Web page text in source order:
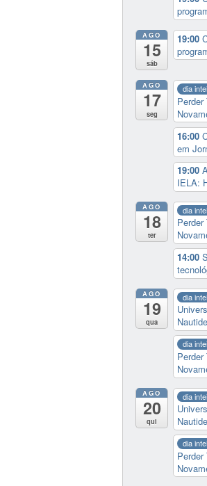
AGO
15
sáb
19:00
AGO
17
seg
dia
Perder
16:00
em
19:00
IELA:
AGO
18
ter
dia
Perder
14:00
AGO
19
qua
dia
dia
Perder
AGO
20
qui
dia
dia
Perder